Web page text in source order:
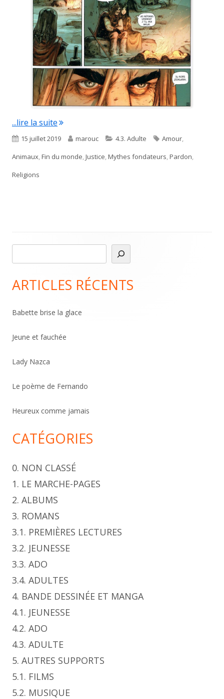
...lire la suite"Noé"
Published
on
15 juillet 2019 Author
marouc Categories
4.3. Adulte Tags
Amour,
Animaux,Fin du monde,Justice,Mythes fondateurs,Pardon,
Religions
Sidebar
e
h
c
e
ARTICLES RÉCENTS
Babette brise la glace
Jeune et fauchée
Lady Nazca
Le poème de Fernando
Heureux comme jamais
CATÉGORIES
0. NON CLASSÉ
1. LE MARCHE-PAGES
2. ALBUMS
3. ROMANS
3.1. PREMIÈRES LECTURES
3.2. JEUNESSE
3.3. ADO
3.4. ADULTES
4. BANDE DESSINÉE ET MANGA
4.1. JEUNESSE
4.2. ADO
4.3. ADULTE
5. AUTRES SUPPORTS
5.1. FILMS
5.2. MUSIQUE